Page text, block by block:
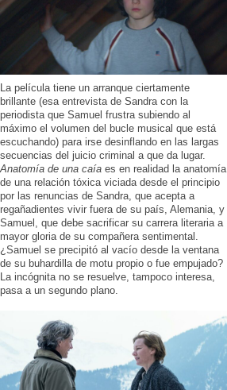
La película tiene un arranque ciertamente
brillante (esa entrevista de Sandra con la
periodista que Samuel frustra subiendo al
máximo el volumen del bucle musical que está
escuchando) para irse desinflando en las largas
secuencias del juicio criminal a que da lugar.
Anatomía de una caía es en realidad la anatomía
de una relación tóxica viciada desde el principio
por las renuncias de Sandra, que acepta a
regañadientes vivir fuera de su país, Alemania, y
Samuel, que debe sacrificar su carrera literaria a
mayor gloria de su compañera sentimental.
¿Samuel se precipitó al vacío desde la ventana
de su buhardilla de motu propio o fue empujado?
La incógnita no se resuelve, tampoco interesa,
pasa a un segundo plano.